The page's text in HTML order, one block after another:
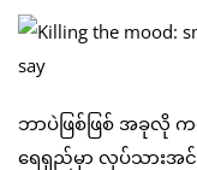
ဘာပဲဖြစ်ဖြစ် အခုလို
ရေရှည်မှာ လုပ်သားအင်အ